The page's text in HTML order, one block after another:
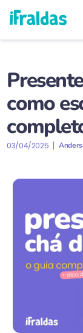
como
03/04/2025